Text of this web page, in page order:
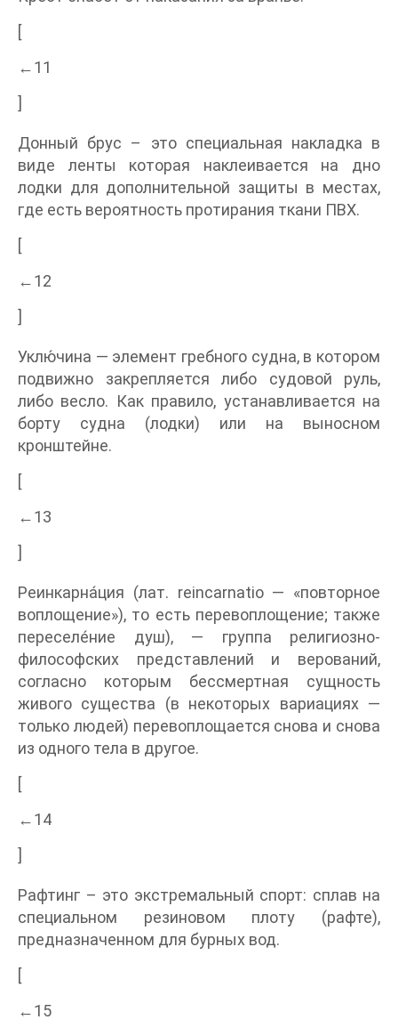
[
←11
]
Донный брус – это специальная накладка в
виде ленты которая наклеивается на дно
лодки для дополнительной защиты в местах,
где есть вероятность протирания ткани ПВХ.
[
←12
]
Уклю́чина — элемент гребного судна, в котором
подвижно закрепляется либо судовой руль,
либо весло. Как правило, устанавливается на
борту судна (лодки) или на выносном
кронштейне.
[
←13
]
Реинкарна́ция (лат. reincarnatio — «повторное
воплощение»), то есть перевоплощение; также
переселе́ние душ), — группа религиозно-
философских представлений и верований,
согласно которым бессмертная сущность
живого существа (в некоторых вариациях —
только людей) перевоплощается снова и снова
из одного тела в другое.
[
←14
]
Рафтинг – это экстремальный спорт: сплав на
специальном резиновом плоту (рафте),
предназначенном для бурных вод.
[
←15